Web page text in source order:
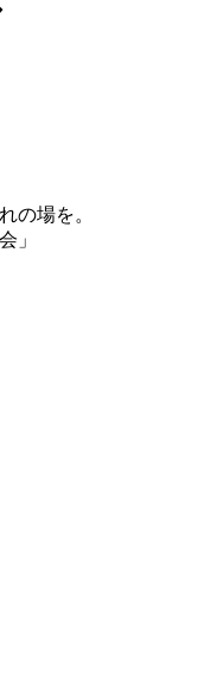
の場を。
」